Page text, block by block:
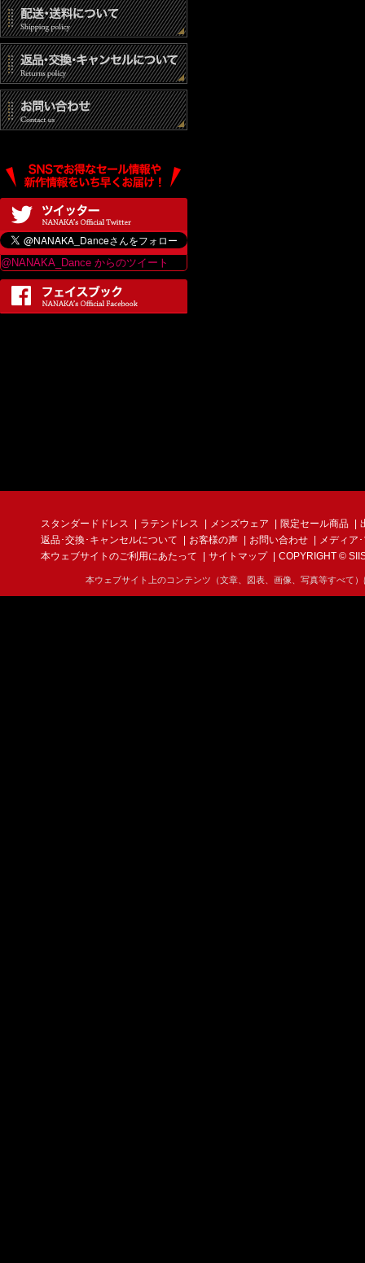
@NANAKA_Dance からのツイート
スタンダードドレス ラテンドレス メンズウェア 限定セール商品
返品･交換･キャンセルについて
お客様の声 お問い合わせ
メディア
本ウェブサイトのご利用にあたって
サイトマップ COPYRIGHT ©
本ウェブサイト上のコンテンツ（文章、図表、画像、写真等すべて